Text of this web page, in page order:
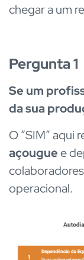
chegar a um
Pergunta 1
Se um
da sua
O “SIM” aqui
açouguee
operacional.